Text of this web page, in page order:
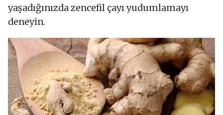
yaşadığınızda zencefil çayı yudumlamayı
deneyin.